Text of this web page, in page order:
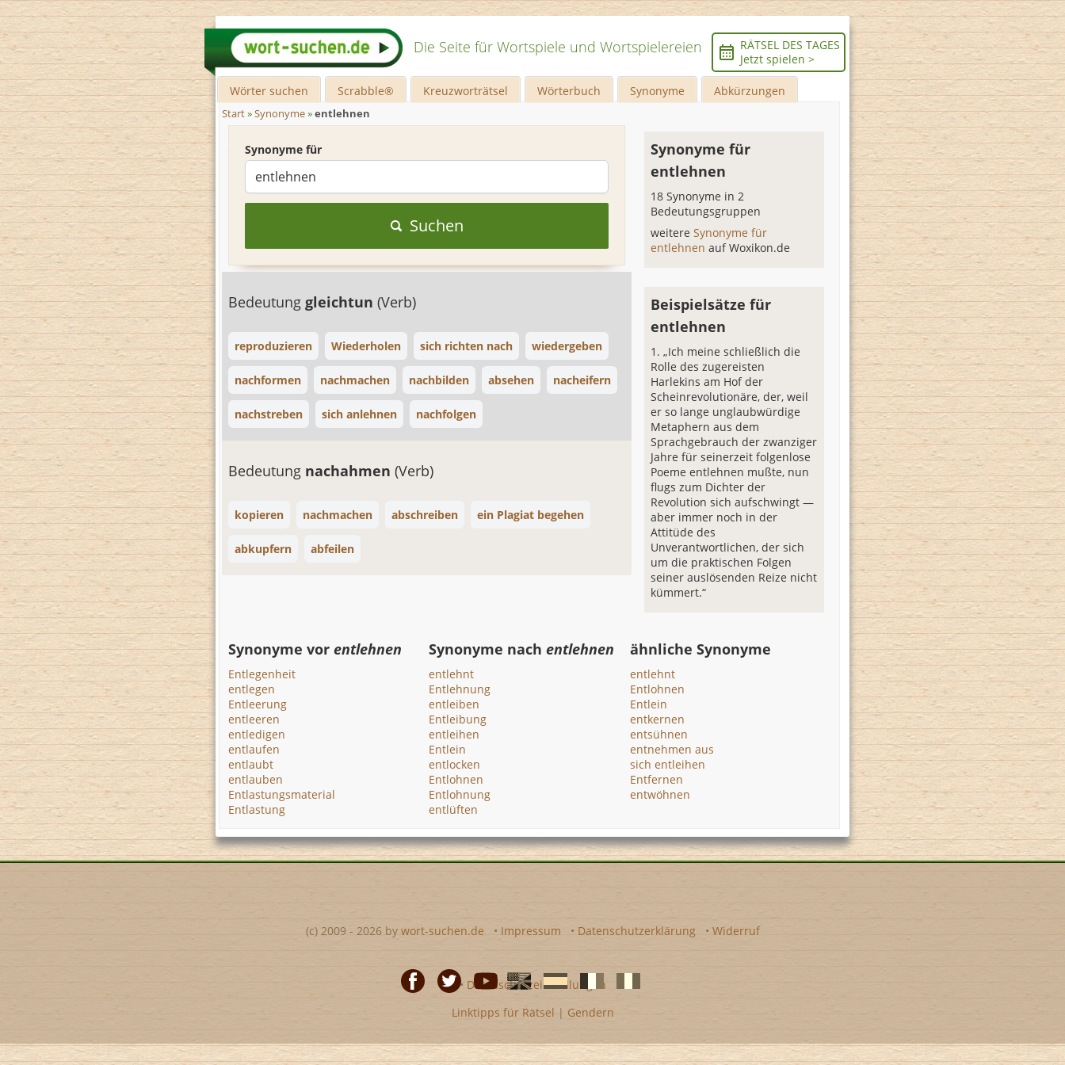
Die Seite für Wortspiele und Wortspielereien
RÄTSEL DES TAGES
Jetzt spielen >
Wörter suchen Scrabble® Kreuzworträtsel Wörterbuch Synonyme Abkürzungen
Start»Synonyme»entlehnen
Synonyme für
Suchen
Bedeutung gleichtun (Verb)
reproduzieren Wiederholen sich richten nach wiedergeben
nachformen nachmachen nachbilden absehen nacheifern
nachstreben sich anlehnen nachfolgen
Bedeutung nachahmen (Verb)
kopieren nachmachen abschreiben ein Plagiat begehen
abkupfern abfeilen
Synonyme für
entlehnen
18 Synonyme in 2
Bedeutungsgruppen
weitereSynonyme für
entlehnenauf Woxikon.de
Beispielsätze für
entlehnen
„Ich meine schließlich die
Rolle des zugereisten
Harlekins am Hof der
Scheinrevolutionäre, der, weil
er so lange unglaubwürdige
Metaphern aus dem
Sprachgebrauch der zwanziger
Jahre für seinerzeit folgenlose
Poeme entlehnen mußte, nun
flugs zum Dichter der
Revolution sich aufschwingt —
aber immer noch in der
Attitüde des
Unverantwortlichen, der sich
um die praktischen Folgen
seiner auslösenden Reize nicht
kümmert.“
Synonyme vor entlehnen
Entlegenheit
entlegen
Entleerung
entleeren
entledigen
entlaufen
entlaubt
entlauben
Entlastungsmaterial
Entlastung
Synonyme nachentlehnen
entlehnt
Entlehnung
entleiben
Entleibung
entleihen
Entlein
entlocken
Entlohnen
Entlohnung
entlüften
ähnliche Synonyme
entlehnt
Entlohnen
Entlein
entkernen
entsühnen
entnehmen aus
sich entleihen
Entfernen
entwöhnen
(c) 2009 - 2026 by wort-suchen.de • Impressum • Datenschutzerklärung • Widerruf
• Datenschutzeinstellungen
TwitterYoutubeEnglische
wort-
Spanische
wort-
französiche
Kreuzworträtsel-
italienische
Kreuzworträtsel-
Linktipps für Rätsel | Gendern